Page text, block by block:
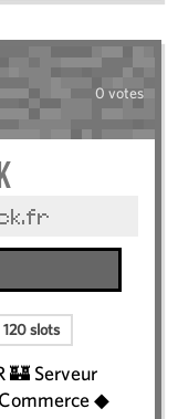
0 votes
120 slots
🏰 Serveur
◆